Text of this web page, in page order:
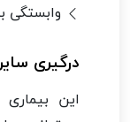
وابستگی
درگیری
این